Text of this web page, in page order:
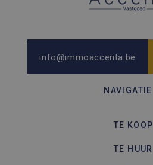
info@immoaccenta.be
NAVIGATIE
TE KOOP
TE HUUR